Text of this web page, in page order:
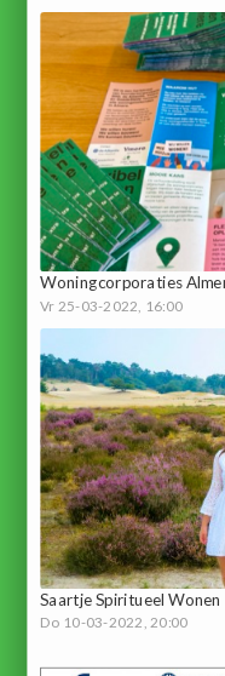
Woningcorporaties
Vr 25-03-2022, 16:00
Saartje Spiritueel Wonen
Do 10-03-2022, 20:00